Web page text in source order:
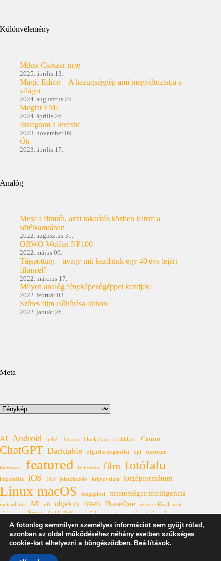
Különvélemény
Miksa Császár inge
2025. április 13.
Magic Editor – A hazugsággép ami megváltoztatja a
világot
2024. augusztus 25.
Megint EMI
2024. április 26.
Instagram a levesbe
2023. november 09.
Ők
2023. április 17.
Analóg
Mese a filmről, amit takarítás közben leltem a
sötétkamrában
2022. augusztus 31.
ORWO Wolfen NP100
2022. május 09.
Tájspotting – avagy mit kezdjünk egy 40 éve lejárt
filmmel?
2022. március 17.
Milyen analóg fényképezőgéppel kezdjek?
2022. február 03.
Színes film előhívása otthon
2022. január 26.
Meta
Kategóriák
AI Android beltér bitcoin blockchain blokklánc Canon
ChatGPT Darktable digitális magánélet dpi ethereum
facebook featured felbontás film fotófalu
importálás iOS ISO jelszókezelő kriptovaluta középformátum
Linux macOS megapixel mesterséges intelligencia
metaadatok MI nft objektív ORWO PhaseOne
rekesz előválasztás
réskamera
Sony Stable Diffusion Szkenner twitter tárgyfotó vaku
Windows XF állóhívás űrkutatás
Fotonlog 2007-2025★ Az itt található tartalmak aCreative
Commons Nevezd meg! - Így add tovább! 4.0 Nemzetközi
A fotonlog semmilyen személyes információt sem gyűjt rólad,
azonban az oldal működéséhez néhány esetben szükséges
cookie-kat elhelyezni a böngésződben. Beállítások.